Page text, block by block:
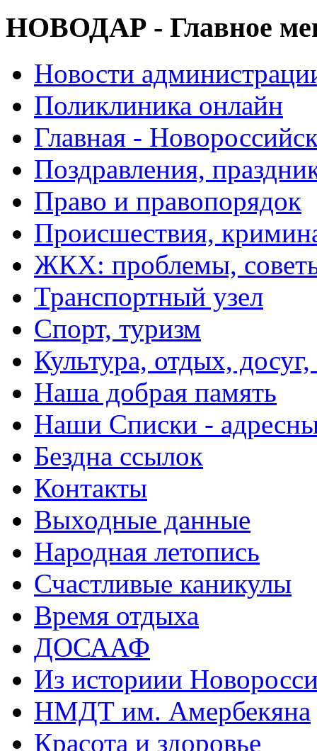
НОВОДАР - Главное
Новости
Поликлиника онлайн
Главная -
Поздравления,
Право и правопорядок
Происшествия,
ЖКХ: проблемы,
Транспортный узел
Спорт, туризм
Культура, отдых,
Наша добрая память
Наши Списки -
Бездна ссылок
Контакты
Выходные данные
Народная летопись
Счастливые каникулы
Время отдыха
ДОСААФ
Из историии
НМДТ им. Амербекяна
Красота и здоровье